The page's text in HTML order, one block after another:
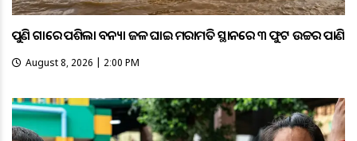
ପୁଣି ଗାଁରେ ପଶିଲା ବନ୍ୟା ଜଳ ଘାଇ ମରାମତି ସ୍ଥାନରେ ୩ ଫୁଟ ଉଚ୍ଚର ପାଣି
August 8, 2026 | 2:00 PM